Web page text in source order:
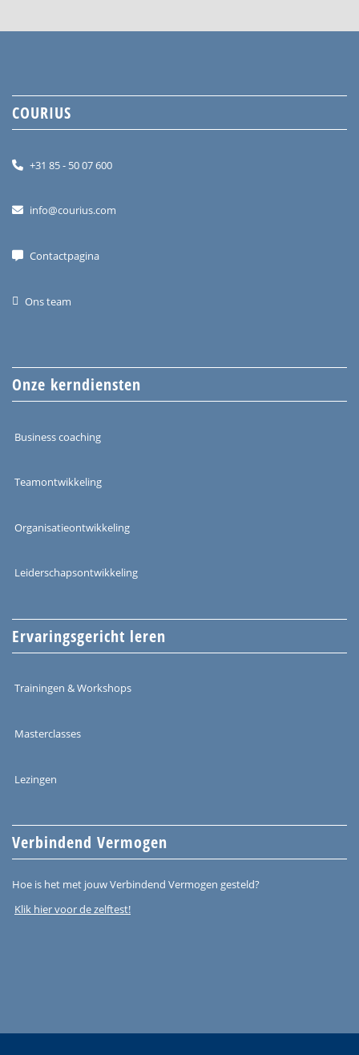
COURIUS
+31 85 - 50 07 600
info@courius.com
Contactpagina
Ons team
Onze kerndiensten
Business coaching
Teamontwikkeling
Organisatieontwikkeling
Leiderschapsontwikkeling
Ervaringsgericht leren
Trainingen & Workshops
Masterclasses
Lezingen
Verbindend Vermogen
Hoe is het met jouw Verbindend Vermogen gesteld?
Klik hier voor de zelftest!